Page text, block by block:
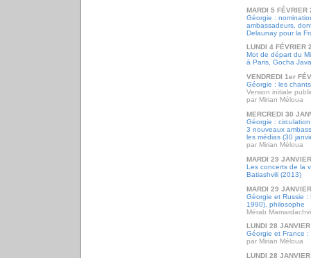
MARDI 5 FÉVRIER
Géorgie :
ambassadeurs,
Delaunay pour la
LUNDI 4 FÉVRIER
Mot de départ du
à Paris, Gocha
VENDREDI 1er
Géorgie : les
Version initiale
par Mirian Méloua
MERCREDI 30
Géorgie :
3 nouveaux
les médias (30
par Mirian Méloua
MARDI 29
Les concerts de la
Batiashvili (2013)
MARDI 29
Géorgie et Russie :
1990), philosophe
Mérab
LUNDI 28
Géorgie et France :
par Mirian Méloua
LUNDI 28